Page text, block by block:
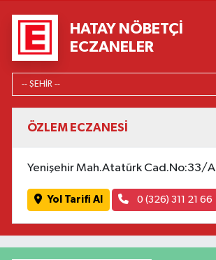
HATAY NÖBETÇI
ECZANELER
ÖZLEM ECZANESİ
Yenişehir Mah.Atatürk Cad.No:33/A
Yol Tarifi Al 0 (326) 311 21 66